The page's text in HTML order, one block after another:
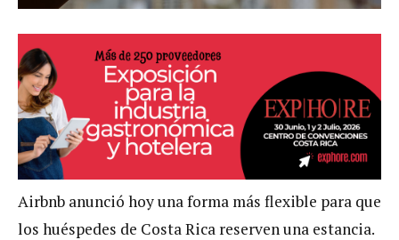
Airbnb anunció hoy una forma más flexible para que
los huéspedes de Costa Rica reserven una estancia.